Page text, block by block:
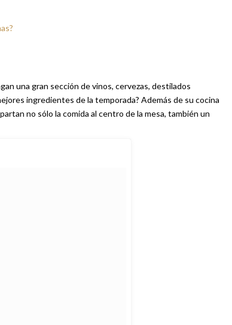
una gran sección de vinos, cervezas, destilados
ingredientes de la temporada? Además de su cocina
no sólo la comida al centro de la mesa, también un